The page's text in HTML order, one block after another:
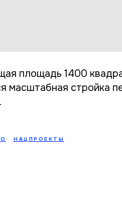
площадь 1400
масштабная стройка
НАЦПРОЕКТЫ